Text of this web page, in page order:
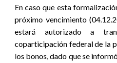
En caso que esta
próximo vencimiento
estará autorizado a
coparticipación federal de la
los bonos, dado que se